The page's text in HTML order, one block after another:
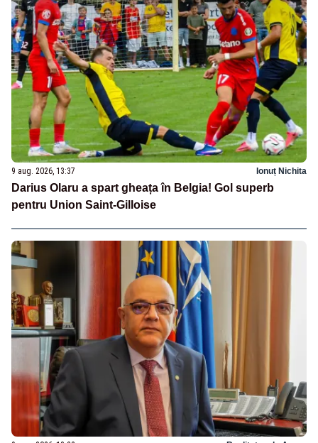
9 aug. 2026, 13:37 Ionuț Nichita
Darius Olaru a spart gheața în Belgia! Gol superb
pentru Union Saint-Gilloise